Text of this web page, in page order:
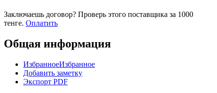
Заключаешь договор? Проверь этого поставщика за 1000
тенге. Оплатить
Общая информация
ИзбранноеИзбранное
Добавить заметку
Экспорт PDF